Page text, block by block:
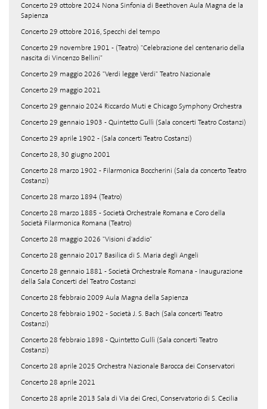
Concerto 29 ottobre 2024 Nona Sinfonia di Beethoven Aula Magna de la
Sapienza
Concerto 29 ottobre 2016, Specchi del tempo
Concerto 29 novembre 1901 - (Teatro) "Celebrazione del centenario della
nascita di Vincenzo Bellini"
Concerto 29 maggio 2026 "Verdi legge Verdi" Teatro Nazionale
Concerto 29 maggio 2021
Concerto 29 gennaio 2024 Riccardo Muti e Chicago Symphony Orchestra
Concerto 29 gennaio 1903 - Quintetto Gullì (Sala concerti Teatro Costanzi)
Concerto 29 aprile 1902 - (Sala concerti Teatro Costanzi)
Concerto 28, 30 giugno 2001
Concerto 28 marzo 1902 - Filarmonica Boccherini (Sala da concerto Teatro
Costanzi)
Concerto 28 marzo 1894 (Teatro)
Concerto 28 marzo 1885 - Società Orchestrale Romana e Coro della
Società Filarmonica Romana (Teatro)
Concerto 28 maggio 2026 "Visioni d'addio"
Concerto 28 gennaio 2017 Basilica di S. Maria degli Angeli
Concerto 28 gennaio 1881 - Società Orchestrale Romana - Inaugurazione
della Sala Concerti del Teatro Costanzi
Concerto 28 febbraio 2009 Aula Magna della Sapienza
Concerto 28 febbraio 1902 - Società J. S. Bach (Sala concerti Teatro
Costanzi)
Concerto 28 febbraio 1898 - Quintetto Gullì (Sala concerti Teatro
Costanzi)
Concerto 28 aprile 2025 Orchestra Nazionale Barocca dei Conservatori
Concerto 28 aprile 2021
Concerto 28 aprile 2013 Sala di Via dei Greci, Conservatorio di S. Cecilia